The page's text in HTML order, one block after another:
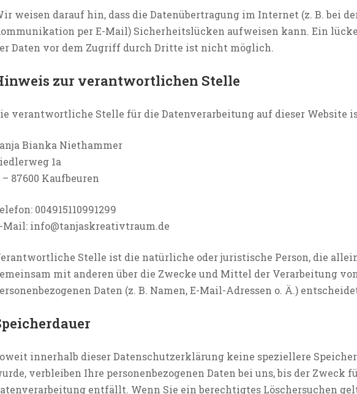
weisen darauf hin, dass die Datenübertragung im Internet (z. B. bei
per E-Mail) Sicherheitslücken aufweisen kann. Ein
Daten vor dem Zugriff durch Dritte ist nicht möglich.
zur verantwortlichen Stelle
verantwortliche Stelle für die Datenverarbeitung auf dieser Website
Bianka Niethammer
1a
– 87600 Kaufbeuren
004915110991299
Mail: info@tanjaskreativtraum.de
Stelle ist die natürliche oder juristische Person, die
mit anderen über die Zwecke und Mittel der Verarbeitung von
Daten (z. B. Namen, E-Mail-Adressen o. Ä.)
innerhalb dieser Datenschutzerklärung keine speziellere
verbleiben Ihre personenbezogenen Daten bei uns, bis der Zweck
entfällt. Wenn Sie ein berechtigtes Löschersuchen